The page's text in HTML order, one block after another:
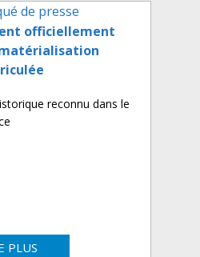
de presse
officiellement
reconnu dans le
PLUS